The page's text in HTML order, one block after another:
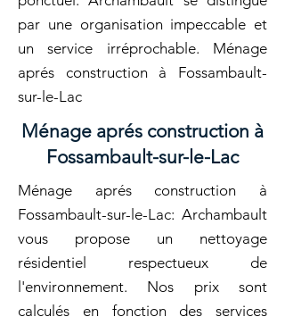
par une organisation impeccable et
un service irréprochable. Ménage
aprés construction à Fossambault-
sur-le-Lac
Ménage aprés construction à
Fossambault-sur-le-Lac
Ménage aprés construction à
Fossambault-sur-le-Lac: Archambault
vous propose un nettoyage
résidentiel respectueux de
l'environnement. Nos prix sont
calculés en fonction des services